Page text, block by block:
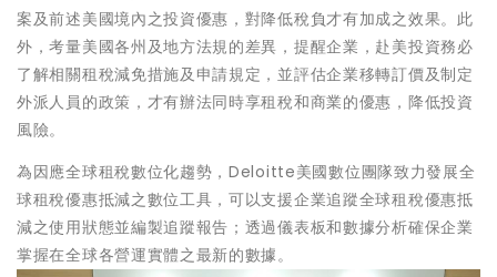
案及前述美國境內之投資優惠，對降低稅負才有加成之效果。此
外，考量美國各州及地方法規的差異，提醒企業，赴美投資務必
了解相關租稅減免措施及申請規定，並評估企業移轉訂價及制定
外派人員的政策，才有辦法同時享租稅和商業的優惠，降低投資
風險。
為因應全球租稅數位化趨勢，Deloitte美國數位團隊致力發展全
球租稅優惠抵減之數位工具，可以支援企業追蹤全球租稅優惠抵
減之使用狀態並編製追蹤報告；透過儀表板和數據分析確保企業
掌握在全球各營運實體之最新的數據。